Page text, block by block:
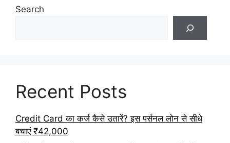
Search
Recent Posts
Credit Card का कर्ज कैसे उतारें? इस पर्सनल लोन से सीधे
बचाएं ₹42,000